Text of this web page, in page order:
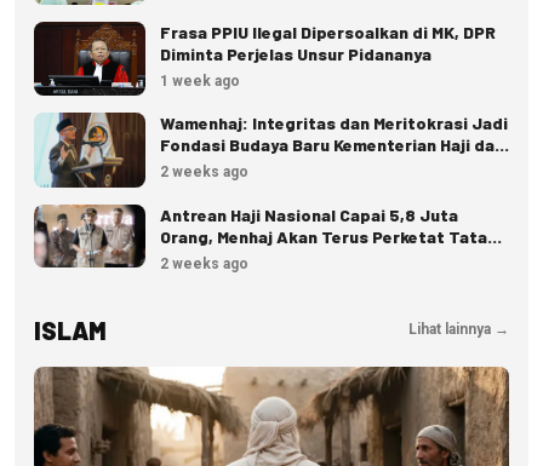
Frasa PPIU Ilegal Dipersoalkan di MK, DPR
Diminta Perjelas Unsur Pidananya
1 week ago
Wamenhaj: Integritas dan Meritokrasi Jadi
Fondasi Budaya Baru Kementerian Haji dan
Umrah
2 weeks ago
Antrean Haji Nasional Capai 5,8 Juta
Orang, Menhaj Akan Terus Perketat Tata
Kelola
2 weeks ago
ISLAM Lihat lainnya →